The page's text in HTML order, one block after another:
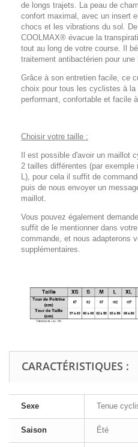
de longs trajets. La peau de
confort maximal, avec un insert
chocs et les vibrations du sol.
COOLMAX® évacue la
tout au long de votre course. Il
traitement antibactérien pour une
Grâce à son entretien facile, ce
choix pour tous les cyclistes à la
performant, confortable et facile
Choisir votre taille :
Il est possible d'avoir un maillot
2 tailles différentes (par
L), pour cela il suffit de
puis de nous envoyer un
maillot.
Vous pouvez également
suffit de le mentionner dans
commande, et nous adapterons
supplémentaires.
CARACTÉRISTIQUES :
Sexe Tenue
Saison Été